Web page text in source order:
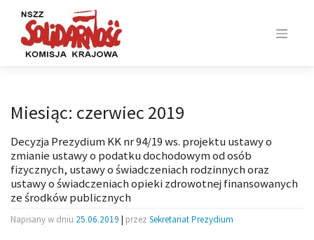
content
Miesiąc: czerwiec 2019
Decyzja Prezydium KK nr 94/19 ws. projektu ustawy o
zmianie ustawy o podatku dochodowym od osób
fizycznych, ustawy o świadczeniach rodzinnych oraz
ustawy o świadczeniach opieki zdrowotnej finansowanych
ze środków publicznych
Napisany w dniu 25.06.2019 | przez Sekretariat Prezydium